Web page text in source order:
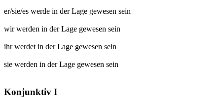
er/sie/es werde in der Lage gewesen sein
wir werden in der Lage gewesen sein
ihr werdet in der Lage gewesen sein
sie werden in der Lage gewesen sein
Konjunktiv I